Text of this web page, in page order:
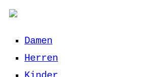
Damen
Herren